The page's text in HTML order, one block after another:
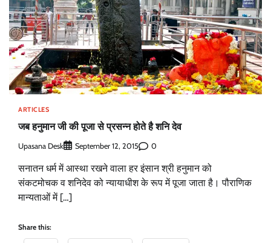
ARTICLES
जब हनुमान जी की पूजा से प्रसन्न होते है शनि देव
Upasana Desk September 12, 2015 0
सनातन धर्म में आस्था रखने वाला हर इंसान श्री हनुमान को
संकटमोचक व शनिदेव को न्यायाधीश के रूप में पूजा जाता है। पौराणिक
मान्यताओं में […]
Share this: